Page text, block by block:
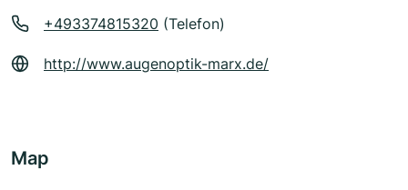
+493374815320 (Telefon)
http://www.augenoptik-marx.de/
Map